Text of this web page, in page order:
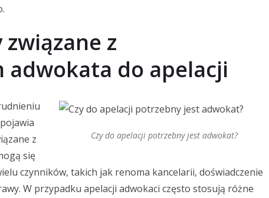
związane z
do apelacji
Czy do apelacji potrzebny jest adwokat?
z
się
czynników, takich jak renoma kancelarii, doświadczenie
W przypadku apelacji adwokaci często stosują różne